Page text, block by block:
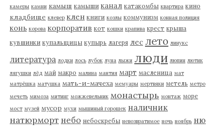
камеры камни камыш камыши канал катакомбы квартира кино
кладбище клевер клен книги козлы коммунизм конная полиция
конь корова корпоратив кот кошки крапива крест крыша
кувшинки купальщицы купырь лагеря лес лето линукс
литература лодки лось лубок луна лыжи люди люпин лютик
лягушки лёд май макро малина мантия март масленица мат
матрёшка матушка мать-и-мачеха мемуары мертвяки метель метро
мечеть мимоза митинг можжевельник монастырь монтаж море
мост музей мусор мухи мышиный горошек наличник
натюрморт небо небоскребы невозвратимое ночь ноябрь ню